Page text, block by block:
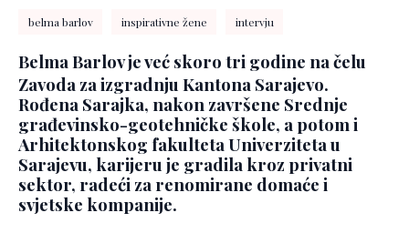
belma barlov inspirativne žene intervju
Belma Barlov je već skoro tri godine na čelu
Zavoda za izgradnju Kantona Sarajevo.
Rođena Sarajka, nakon završene Srednje
građevinsko-geotehničke škole, a potom i
Arhitektonskog fakulteta Univerziteta u
Sarajevu, karijeru je gradila kroz privatni
sektor, radeći za renomirane domaće i
svjetske kompanije.